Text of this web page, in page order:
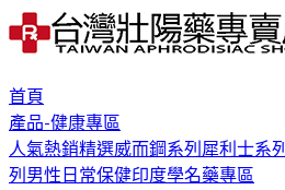
首頁
產品-健康專區
人氣熱銷精選威而鋼系列 犀利士系列
列 男性日常保健印度學名藥專區